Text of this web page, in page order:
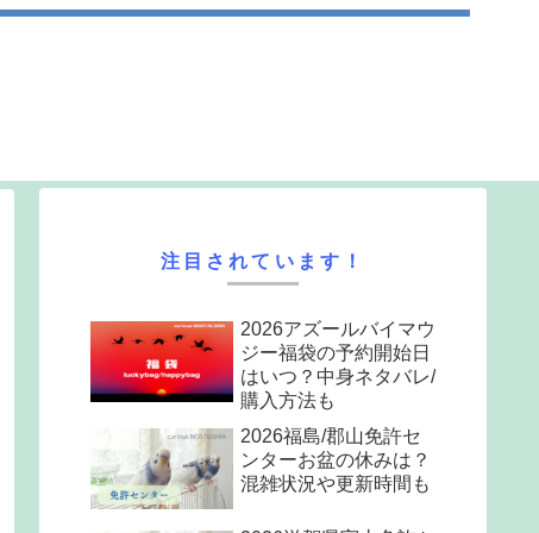
注目されています！
2026アズールバイマウ
ジー福袋の予約開始日
はいつ？中身ネタバレ/
購入方法も
2026福島/郡山免許セ
ンターお盆の休みは？
混雑状況や更新時間も